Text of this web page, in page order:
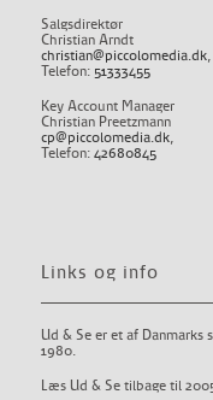
Salgsdirektør
Christian Arndt
christian@piccolomedia.dk,
Telefon: 51333455
Key Account Manager
Christian Preetzmann
cp@piccolomedia.dk,
Telefon: 42680845
Links og info
Ud & Se er et af Danmarks
1980.
Læs Ud & Se tilbage til